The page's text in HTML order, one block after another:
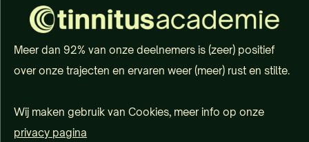
Meer dan 92% van onze deelnemers is (zeer) positief
over onze trajecten en ervaren weer (meer) rust en stilte.
Wij maken gebruik van Cookies, meer info op onze
privacy pagina